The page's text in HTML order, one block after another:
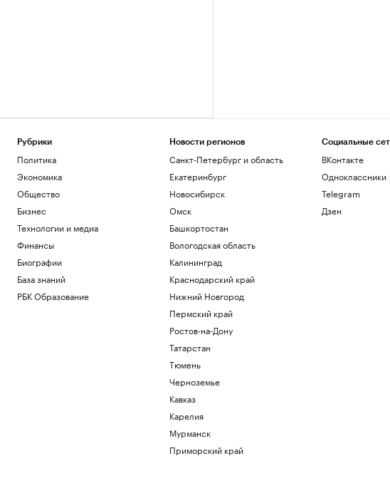
Рубрики
Политика
Экономика
Общество
Бизнес
Технологии и медиа
Финансы
Биографии
База знаний
РБК Образование
Новости регионов
Санкт-Петербург и область
Екатеринбург
Новосибирск
Омск
Башкортостан
Вологодская область
Калининград
Краснодарский край
Нижний Новгород
Пермский край
Ростов-на-Дону
Татарстан
Тюмень
Черноземье
Кавказ
Карелия
Мурманск
Приморский край
Социальные
ВКонтакте
Одноклассники
Telegram
Дзен